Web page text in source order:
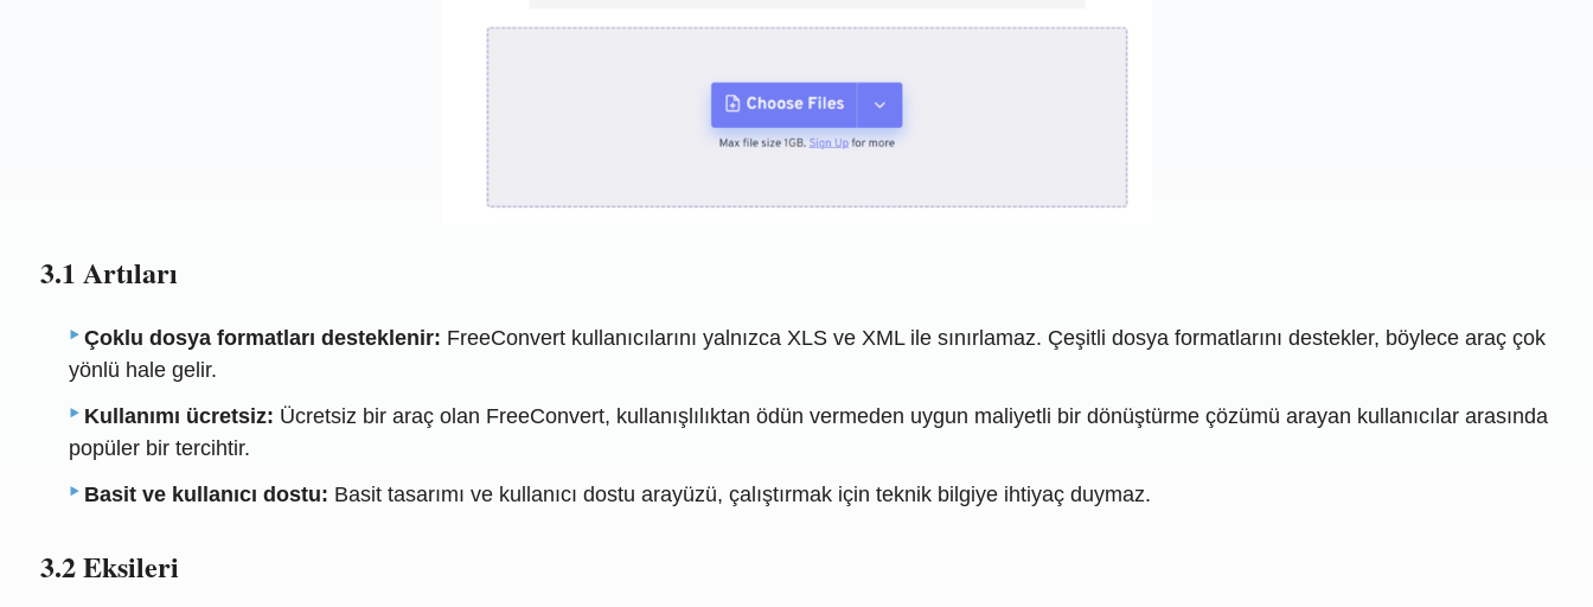
3.1 Artıları
Çoklu dosya formatları desteklenir: FreeConvert kullanıcılarını yalnızca XLS ve XML ile sınırlamaz. Çeşitli dosya formatlarını destekler, böylece araç çok
yönlü hale gelir.
Kullanımı ücretsiz: Ücretsiz bir araç olan FreeConvert, kullanışlılıktan ödün vermeden uygun maliyetli bir dönüştürme çözümü arayan kullanıcılar arasında
popüler bir tercihtir.
Basit ve kullanıcı dostu: Basit tasarımı ve kullanıcı dostu arayüzü, çalıştırmak için teknik bilgiye ihtiyaç duymaz.
3.2 Eksileri